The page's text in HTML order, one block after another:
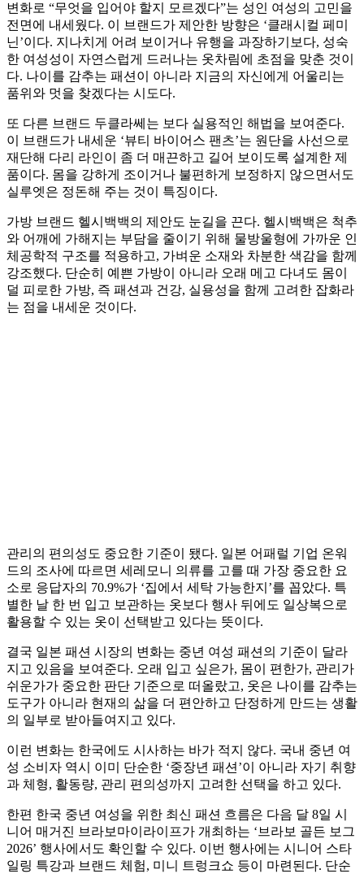
변화로 “무엇을 입어야 할지 모르겠다”는 성인 여성의 고민을
전면에 내세웠다. 이 브랜드가 제안한 방향은 ‘클래시컬 페미
닌’이다. 지나치게 어려 보이거나 유행을 과장하기보다, 성숙
한 여성성이 자연스럽게 드러나는 옷차림에 초점을 맞춘 것이
다. 나이를 감추는 패션이 아니라 지금의 자신에게 어울리는
품위와 멋을 찾겠다는 시도다.
또 다른 브랜드 두클라쎄는 보다 실용적인 해법을 보여준다.
이 브랜드가 내세운 ‘뷰티 바이어스 팬츠’는 원단을 사선으로
재단해 다리 라인이 좀 더 매끈하고 길어 보이도록 설계한 제
품이다. 몸을 강하게 조이거나 불편하게 보정하지 않으면서도
실루엣은 정돈해 주는 것이 특징이다.
가방 브랜드 헬시백백의 제안도 눈길을 끈다. 헬시백백은 척추
와 어깨에 가해지는 부담을 줄이기 위해 물방울형에 가까운 인
체공학적 구조를 적용하고, 가벼운 소재와 차분한 색감을 함께
강조했다. 단순히 예쁜 가방이 아니라 오래 메고 다녀도 몸이
덜 피로한 가방, 즉 패션과 건강, 실용성을 함께 고려한 잡화라
는 점을 내세운 것이다.
관리의 편의성도 중요한 기준이 됐다. 일본 어패럴 기업 온워
드의 조사에 따르면 세레모니 의류를 고를 때 가장 중요한 요
소로 응답자의 70.9%가 ‘집에서 세탁 가능한지’를 꼽았다. 특
별한 날 한 번 입고 보관하는 옷보다 행사 뒤에도 일상복으로
활용할 수 있는 옷이 선택받고 있다는 뜻이다.
결국 일본 패션 시장의 변화는 중년 여성 패션의 기준이 달라
지고 있음을 보여준다. 오래 입고 싶은가, 몸이 편한가, 관리가
쉬운가가 중요한 판단 기준으로 떠올랐고, 옷은 나이를 감추는
도구가 아니라 현재의 삶을 더 편안하고 단정하게 만드는 생활
의 일부로 받아들여지고 있다.
이런 변화는 한국에도 시사하는 바가 적지 않다. 국내 중년 여
성 소비자 역시 이미 단순한 ‘중장년 패션’이 아니라 자기 취향
과 체형, 활동량, 관리 편의성까지 고려한 선택을 하고 있다.
한편 한국 중년 여성을 위한 최신 패션 흐름은 다음 달 8일 시
니어 매거진 브라보마이라이프가 개최하는 ‘브라보 골든 보그
2026’ 행사에서도 확인할 수 있다. 이번 행사에는 시니어 스타
일링 특강과 브랜드 체험, 미니 트렁크쇼 등이 마련된다. 단순